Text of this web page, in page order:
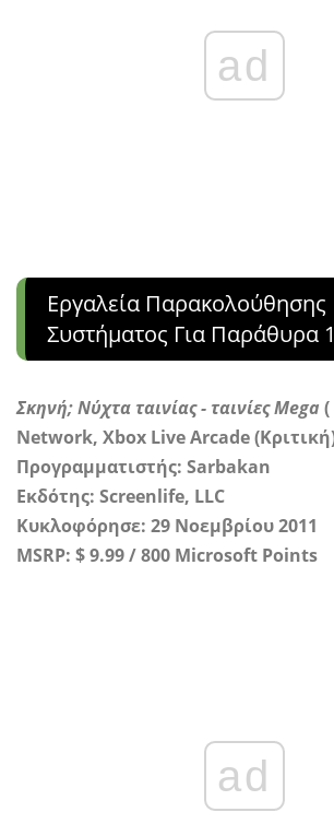
ad
Εργαλεία Παρακολούθησης
Συστήματος Για Παράθυρα
Σκηνή; Νύχτα ταινίας - ταινίες Mega (
Network, Xbox Live Arcade
Προγραμματιστής: Sarbakan
Εκδότης: Screenlife, LLC
Κυκλοφόρησε: 29 Νοεμβρίου 2011
MSRP: $ 9.99 /800 Microsoft Points
ad